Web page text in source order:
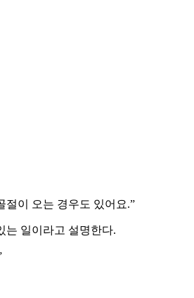
절이 오는 경우도 있어요.”
는 일이라고 설명한다.